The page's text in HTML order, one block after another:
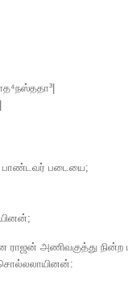
பாண்டவர் படையை;
அணிவகுத்து நின்ற